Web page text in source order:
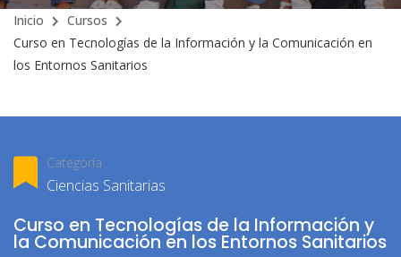
Inicio
Cursos
Curso en Tecnologías de la Información y la Comunicación en
los Entornos Sanitarios
Categoría
Ciencias Sanitarias
Curso en Tecnologías de la Información y
la Comunicación en los Entornos Sanitarios